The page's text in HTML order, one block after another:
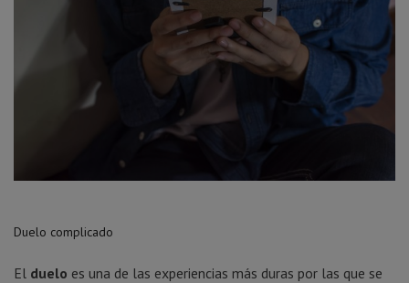
Duelo complicado
El duelo es una de las experiencias más duras por las que se